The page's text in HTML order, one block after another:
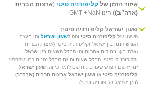
איזור הזמן של קליפורניה סיטי (ארצות הברית
(ארה"ב)) הינו GMT +NaN
שעון ישראל קליפורניה סיטי:
השעון של קליפורניה סיטי זהה לשעון ישראל זהו בעצם
הפרש הזמן בין ישראל וקליפורניה סיטי (ארצות הברית
(ארה"ב)). במילים אחרות זהו הבדל השעות בין ישראל
וקליפורניה סיטי. הבדל שעות זה גם הבדל זמנים כמו שהפרש
זמן זה גם הפרש שעות. ניתן גם לומר כי זהו שעון ישראל
קליפורניה סיטי או שעון ישראל ארצות הברית (ארה"ב)
(זמן ישראל קליפורניה סיטי)